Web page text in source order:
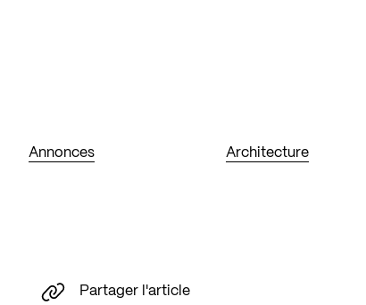
Annonces Architecture
Partager l'article